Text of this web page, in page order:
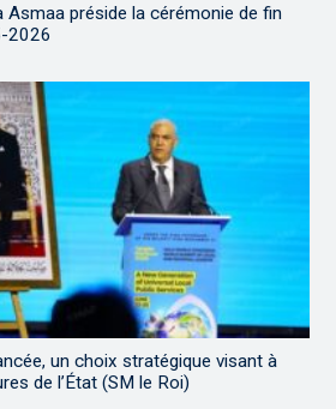
Asmaa préside la cérémonie de fin
2026
un choix stratégique visant à
de l’État (SM le Roi)